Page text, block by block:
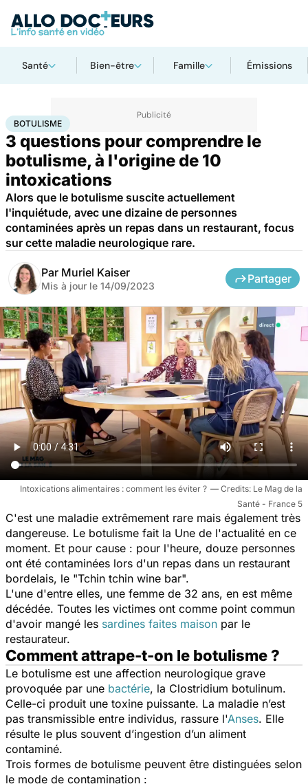
Santé Bien-être Famille Émissions
Accueil Santé Maladies Maladies infectieuses
BOTULISME
3 questions pour comprendre le
botulisme, à l'origine de 10
intoxications
Alors que le botulisme suscite actuellement
l'inquiétude, avec une dizaine de personnes
contaminées après un repas dans un restaurant, focus
sur cette maladie neurologique rare.
Par Muriel Kaiser
Mis à jour le 14/09/2023
Partager
Intoxications alimentaires : comment les éviter ?
Le Mag de la
Santé - France 5
C'est une maladie extrêmement rare mais également très
dangereuse. Le botulisme fait la Une de l'actualité en ce
moment. Et pour cause : pour l'heure, douze personnes
ont été contaminées lors d'un repas dans un restaurant
bordelais, le "Tchin tchin wine bar".
L'une d'entre elles, une femme de 32 ans, en est même
décédée. Toutes les victimes ont comme point commun
d'avoir mangé les sardines faites maison par le
restaurateur.
Comment attrape-t-on le botulisme ?
Le botulisme est une affection neurologique grave
provoquée par une bactérie, la Clostridium botulinum.
Celle-ci produit une toxine puissante. La maladie n’est
pas transmissible entre individus, rassure l'Anses. Elle
résulte le plus souvent d’ingestion d’un aliment
contaminé.
Trois formes de botulisme peuvent être distinguées selon
le mode de contamination :